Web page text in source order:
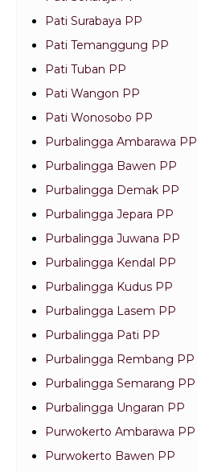
Pati Surabaya PP
Pati Temanggung PP
Pati Tuban PP
Pati Wangon PP
Pati Wonosobo PP
Purbalingga Ambarawa PP
Purbalingga Bawen PP
Purbalingga Demak PP
Purbalingga Jepara PP
Purbalingga Juwana PP
Purbalingga Kendal PP
Purbalingga Kudus PP
Purbalingga Lasem PP
Purbalingga Pati PP
Purbalingga Rembang PP
Purbalingga Semarang PP
Purbalingga Ungaran PP
Purwokerto Ambarawa PP
Purwokerto Bawen PP